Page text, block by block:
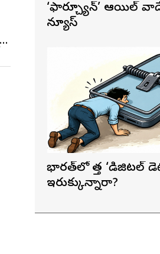
‘ఫార్చ్యూన్’ ఆయిల్
న్యూస్
భారత్‌లో కొత్త ‘డిజిటల్
ఇరుక్కున్నారా?